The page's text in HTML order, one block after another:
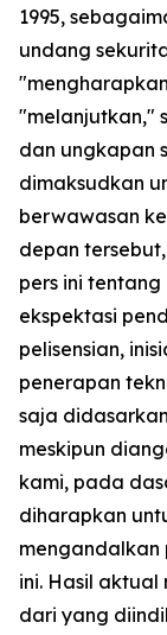
1995,
undang
"melanjutkan,"
dan ungkapan
dimaksudkan
berwawasan
depan
pers ini
ekspektasi
pelisensian,
penerapan
saja
meskipun
kami, pada
diharapkan
mengandalkan
ini. Hasil aktual
dari yang